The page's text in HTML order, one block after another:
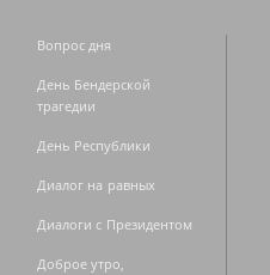
Вопрос дня
День Бендерской
трагедии
День Республики
Диалог на равных
Диалоги с Президентом
Доброе утро,